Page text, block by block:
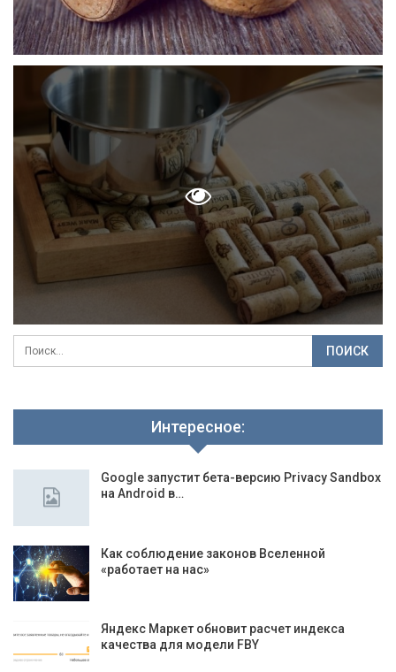
Интересное:
Google запустит бета-версию Privacy Sandbox
на Android в…
Как соблюдение законов Вселенной
«работает на нас»
Яндекс Маркет обновит расчет индекса
качества для модели FBY